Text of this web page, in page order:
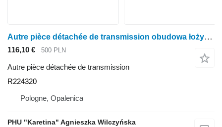
Autre pièce détachée de transmission obudowa łożyska R224320 pour tracteur à roues John Deere 8430 8530 8345R 8335R 8360R
116,10 € 500 PLN
Autre pièce détachée de transmission
R224320
Pologne, Opalenica
PHU "Karetina" Agnieszka Wilczyńska